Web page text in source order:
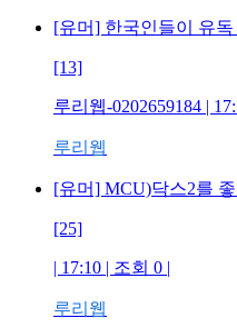
[유머] 한국인들이 유
[13]
루리웹-0202659184 |
루리웹
[유머] MCU)닥스2를
[25]
| 17:10 | 조회 0 |
루리웹